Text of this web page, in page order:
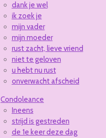
dank je wel
ik zoek je
mijn vader
mijn moeder
rust zacht, lieve vriend
niet te geloven
u hebt nu rust
onverwacht afscheid
Condoleance
Ineens
strijd is gestreden
de 1e keer deze dag